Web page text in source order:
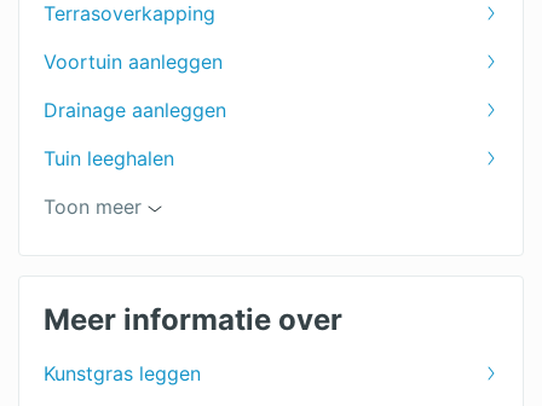
Terrasoverkapping
Voortuin aanleggen
Drainage aanleggen
Tuin leeghalen
Prieel
Tuinaanleg
Vijver aanleg
Toon meer
Meer informatie over
Kunstgras leggen